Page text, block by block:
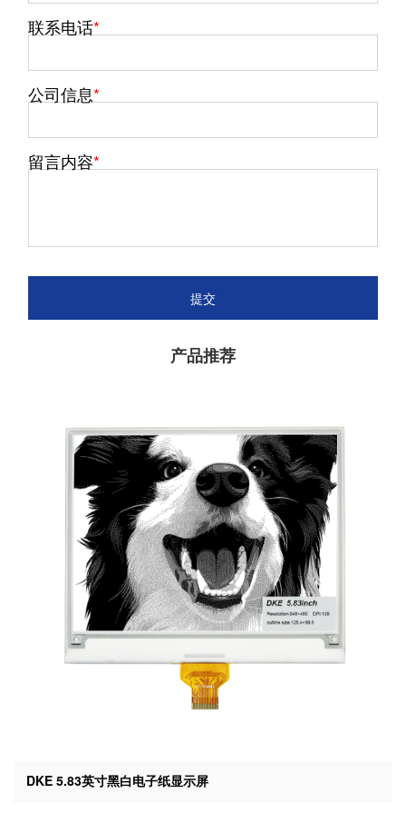
联系电话
公司信息
留言内容
提交
产品推荐
DKE 5.83英寸黑白电子纸显示屏